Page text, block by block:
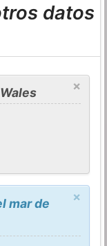
datos
×
×
mar de